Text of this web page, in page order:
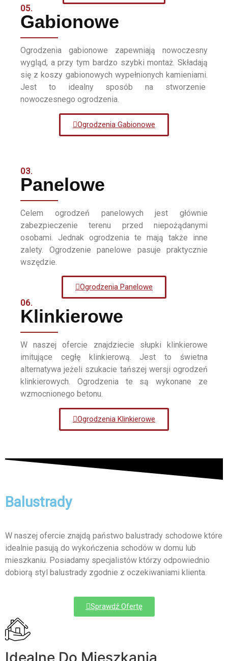
05.
Gabionowe
Ogrodzenia gabionowe zapewniają nowoczesny
wygląd, a przy tym bardzo szybki montaż. Składają
się z koszy gabionowych wypełnionych kamieniami.
Jest to idealny sposób na stworzenie
nowoczesnego ogrodzenia.
Ogrodzenia Gabionowe
03.
Panelowe
Celem ogrodzeń panelowych jest głównie
zabezpieczenie terenu przed niepożądanymi
osobami. Jednak ogrodzenia te mają także inne
zalety. Ogrodzenie panelowe pasuje praktycznie
wszędzie.
Ogrodzenia Panelowe
06.
Klinkierowe
W naszej ofercie znajdziecie słupki klinkierowe
imitujące cegłę klinkierową. Jest to świetna
alternatywa jeżeli szukacie tańszej wersji ogrodzeń
klinkierowych. Ogrodzenia te są wykonane ze
wzmocnionego betonu.
Ogrodzenia Klinkierowe
Balustrady
W naszej ofercie znajdą państwo balustrady schodowe które
idealnie pasują do wykończenia schodów w domu lub
mieszkaniu. Posiadamy specjalistów którzy odpowiednio
dobiorą styl balustrady zgodnie z oczekiwaniami klienta.
Sprawdź Ofertę
Idealne Do Mieszkania